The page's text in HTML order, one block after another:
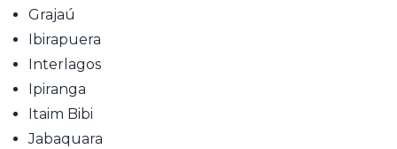
Grajaú
Ibirapuera
Interlagos
Ipiranga
Itaim Bibi
Jabaquara